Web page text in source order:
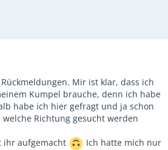
Mir ist klar, dass ich
Kumpel brauche, denn ich habe
habe ich hier gefragt und ja schon
Richtung gesucht werden
ihr aufgemacht
Ich hatte mich nur